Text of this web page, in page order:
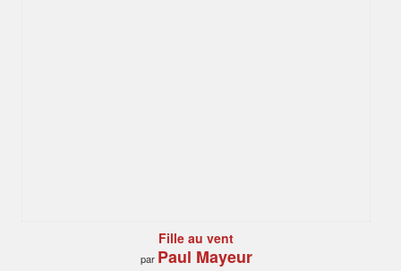
Fille au vent
par Paul Mayeur